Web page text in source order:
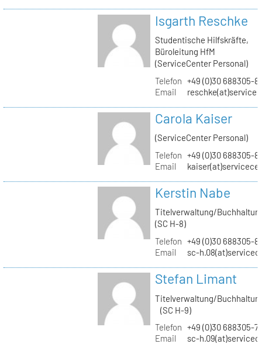
Isgarth Reschke
Studentische Hilfskräfte,
Büroleitung HfM
(ServiceCenter Personal)
Telefon +49 (0)30 688305-
Email
Carola Kaiser
(ServiceCenter Personal)
Telefon +49 (0)30 688305-
Email
Kerstin Nabe
Titelverwaltung/
(SC H-8)
Telefon +49 (0)30 688305-
Email
sc-
Stefan Limant
Titelverwaltung/
(SC H-9)
Telefon +49 (0)30 688305-
Email
sc-